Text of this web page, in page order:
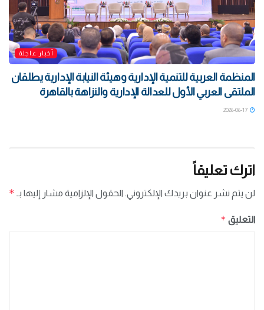
أخبار عاجلة
المنظمة العربية للتنمية الإدارية وهيئة النيابة الإدارية يطلقان
الملتقى العربي الأول للعدالة الإدارية والنزاهة بالقاهرة
اترك تعليقاً
لن يتم نشر عنوان بريدك الإلكتروني. الحقول الإلزامية مشار إليها بـ *
التعليق *